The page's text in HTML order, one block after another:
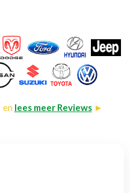
en lees meer Reviews►